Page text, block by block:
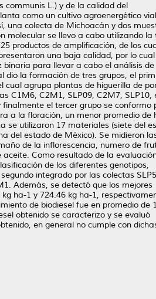
communis L.) y de la calidad del
como un cultivo agroenergético
una colecta de Michoacán y dos
molecular se llevo a cabo utilizando la
productos de amplificación, de los
una baja calidad, por lo
binaria para llevar a cabo el análisis de
dio la formación de tres grupos, el
cual agrupa plantas de higuerilla de
C1M6, C2M1, SLP09, C2M7, SLP10,
el tercer grupo se conformo
a la floración, un menor promedio de
se utilizaron 17 materiales (siete del
del estado de México). Se midieron
de la inflorescencia, numero de
Como resultado de la
de los diferentes genotipos,
integrado por las colectas
Además, se detectó que los mejores
ha-1 y 724.46 kg ha-1,
de biodiesel fue en promedio de
obtenido se caracterizo y se evaluó
en general no cumple con